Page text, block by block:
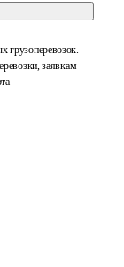
грузоперевозок.
заявкам